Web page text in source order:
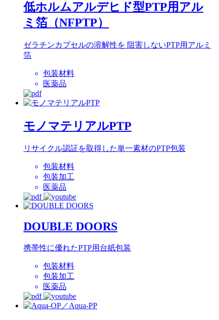
低ホルムアルデヒド型PTP用アル
ミ箔（NFPTP）
ゼラチンカプセルの溶解性を 阻害しないPTP用アルミ
箔
包装材料
医薬品
モノマテリアルPTP
リサイクル認証を取得した単一素材のPTP包装
包装材料
包装加工
医薬品
DOUBLE DOORS
携帯性に優れたPTP用台紙包装
包装材料
包装加工
医薬品